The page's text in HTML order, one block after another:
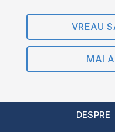
VREAU
MAI
DESPRE